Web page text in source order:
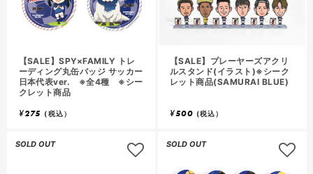
【SALE】SPY×FAMILY トレ
ーディング丸缶バッジ サッカー
日本代表ver. ※全4種 ※シー
クレット商品
¥275 (税込）
【SALE】プレーヤーズアクリ
ルスタンド(イラスト)※シーク
レット商品(SAMURAI BLUE)
¥500 (税込）
SOLD OUT SOLD OUT